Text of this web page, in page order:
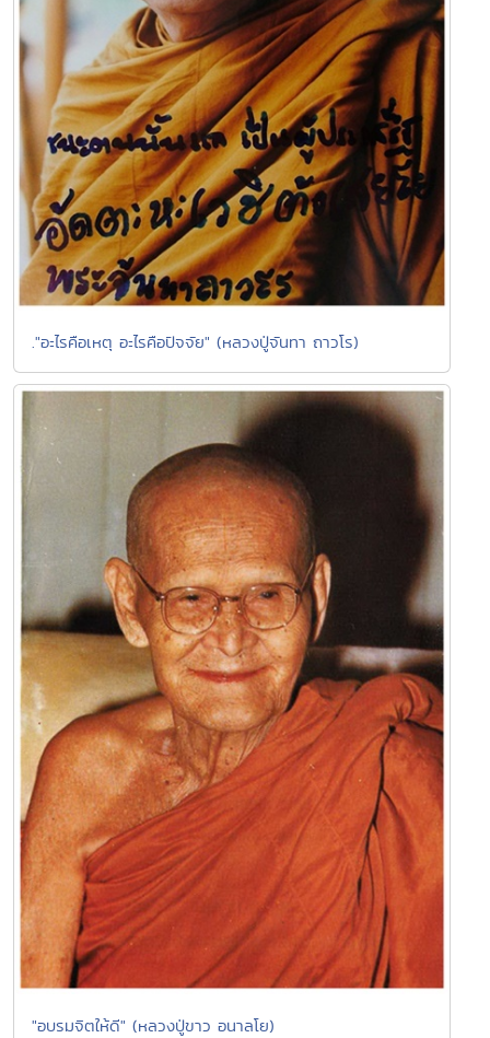
."อะไรคือเหตุ อะไรคือปัจจัย" (หลวงปู่จันทา ถาวโร)
"อบรมจิตให้ดี" (หลวงปู่ขาว อนาลโย)